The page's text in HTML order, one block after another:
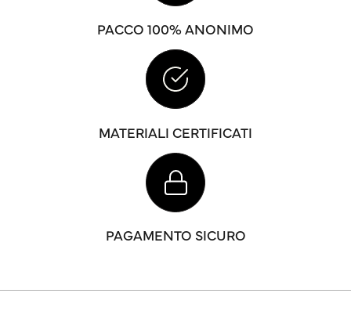
PACCO 100% ANONIMO
MATERIALI CERTIFICATI
PAGAMENTO SICURO